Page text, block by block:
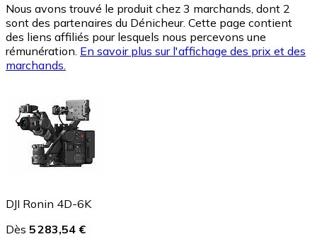
Nous avons trouvé le produit chez 3 marchands, dont 2
sont des partenaires du Dénicheur. Cette page contient
des liens affiliés pour lesquels nous percevons une
rémunération. En savoir plus sur l'affichage des prix et des
marchands.
DJI Ronin 4D-6K
Dès 5 283,54 €